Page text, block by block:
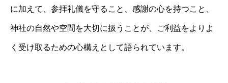
に加えて、参拝礼儀を守ること、感謝の心を持つこと、
神社の自然や空間を大切に扱うことが、ご利益をよりよ
く受け取るための心構えとして語られています。